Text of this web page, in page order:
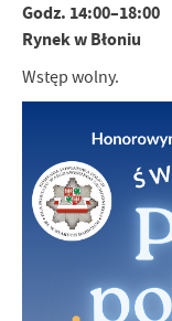
Godz. 14:00–18:00
Rynek w Błoniu
Wstęp wolny.